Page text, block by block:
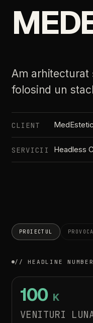
Am arhitecturat
folosind un
CLIENT
SERVICII Headless
PROIECTUL
// HEADLINE
100 K
VENITURI